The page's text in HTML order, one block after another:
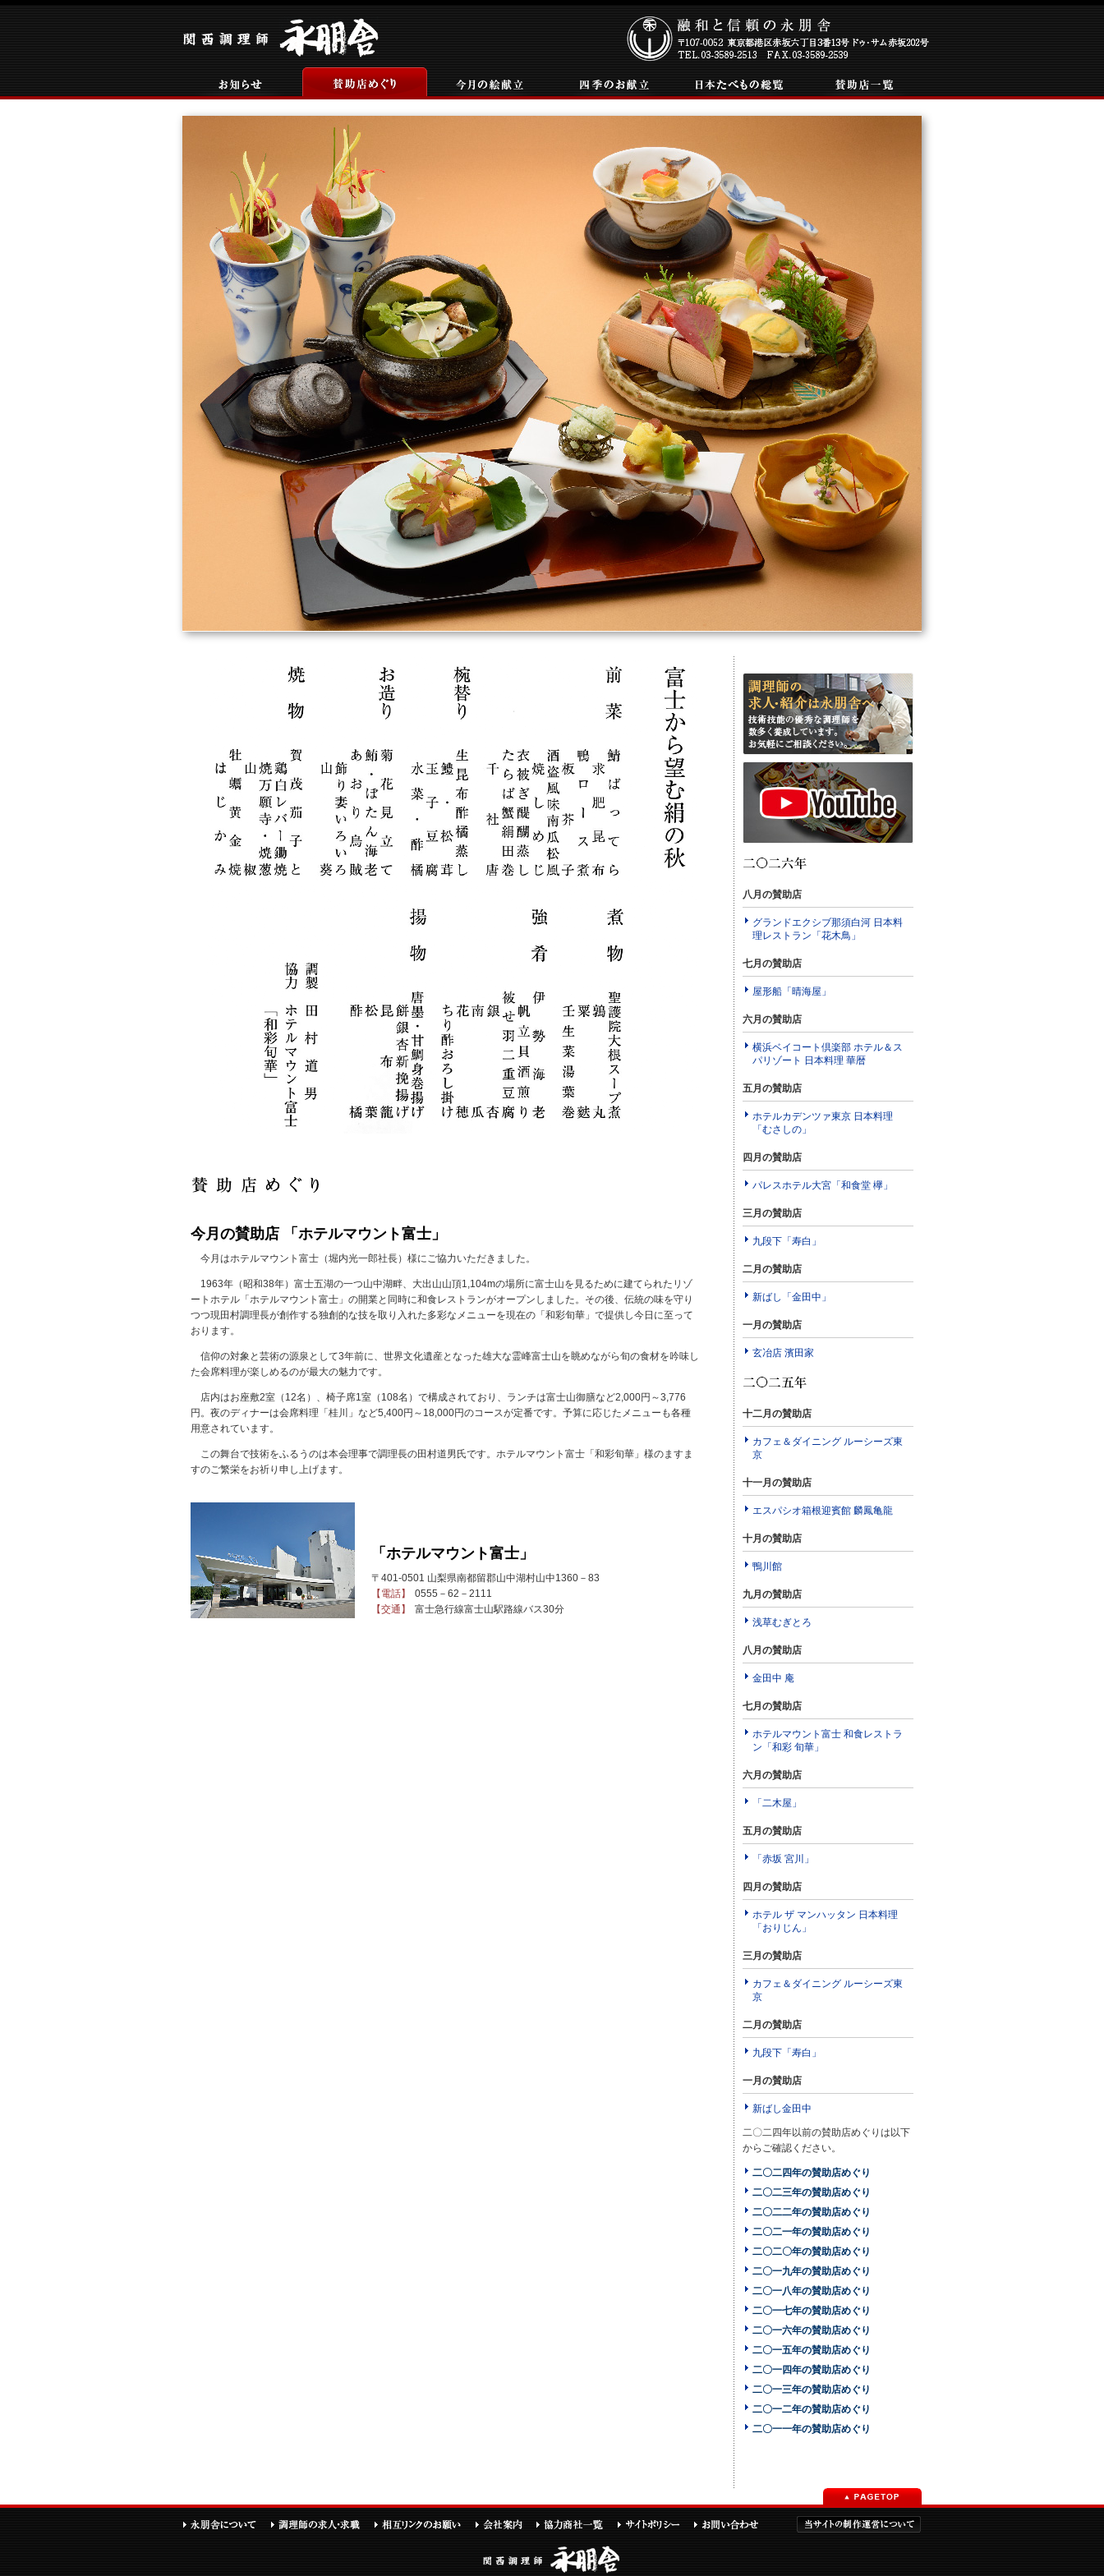
今月の賛助店 「ホテルマウント富士」
今月はホテルマウント富士（堀内光一郎社長）様にご協力いただきました。
1963年（昭和38年）富士五湖の一つ山中湖畔、大出山山頂1,104mの場所に富士山を見るために建てられたリゾ
ートホテル「ホテルマウント富士」の開業と同時に和食レストランがオープンしました。その後、伝統の味を守り
つつ現田村調理長が創作する独創的な技を取り入れた多彩なメニューを現在の「和彩旬華」で提供し今日に至って
おります。
信仰の対象と芸術の源泉として3年前に、世界文化遺産となった雄大な霊峰富士山を眺めながら旬の食材を吟味し
た会席料理が楽しめるのが最大の魅力です。
店内はお座敷2室（12名）、椅子席1室（108名）で構成されており、ランチは富士山御膳など2,000円～3,776
円。夜のディナーは会席料理「桂川」など5,400円～18,000円のコースが定番です。予算に応じたメニューも各種
用意されています。
この舞台で技術をふるうのは本会理事で調理長の田村道男氏です。ホテルマウント富士「和彩旬華」様のますま
すのご繁栄をお祈り申し上げます。
「ホテルマウント富士」
〒401-0501 山梨県南都留郡山中湖村山中1360－83
【電話】
0555－62－2111
【交通】
富士急行線富士山駅路線バス30分
八月の賛助店
グランドエクシブ那須白河 日本料
理レストラン「花木鳥」
七月の賛助店
屋形船「晴海屋」
六月の賛助店
横浜ベイコート倶楽部 ホテル＆ス
パリゾート 日本料理 華暦
五月の賛助店
ホテルカデンツァ東京 日本料理
「むさしの」
四月の賛助店
パレスホテル大宮「和食堂 欅」
三月の賛助店
九段下「寿白」
二月の賛助店
新ばし「金田中」
一月の賛助店
玄冶店 濱田家
十二月の賛助店
カフェ＆ダイニング ルーシーズ東
京
十一月の賛助店
エスパシオ箱根迎賓館 麟鳳亀龍
十月の賛助店
鴨川館
九月の賛助店
浅草むぎとろ
八月の賛助店
金田中 庵
七月の賛助店
ホテルマウント富士 和食レストラ
ン「和彩 旬華」
六月の賛助店
「二木屋」
五月の賛助店
「赤坂 宮川」
四月の賛助店
ホテル ザ マンハッタン 日本料理
「おりじん」
三月の賛助店
カフェ＆ダイニング ルーシーズ東
京
二月の賛助店
九段下「寿白」
一月の賛助店
新ばし金田中
二〇二四年以前の賛助店めぐりは以下
からご確認ください。
二〇二四年の賛助店めぐり
二〇二三年の賛助店めぐり
二〇二二年の賛助店めぐり
二〇二一年の賛助店めぐり
二〇二〇年の賛助店めぐり
二〇一九年の賛助店めぐり
二〇一八年の賛助店めぐり
二〇一七年の賛助店めぐり
二〇一六年の賛助店めぐり
二〇一五年の賛助店めぐり
二〇一四年の賛助店めぐり
二〇一三年の賛助店めぐり
二〇一二年の賛助店めぐり
二〇一一年の賛助店めぐり